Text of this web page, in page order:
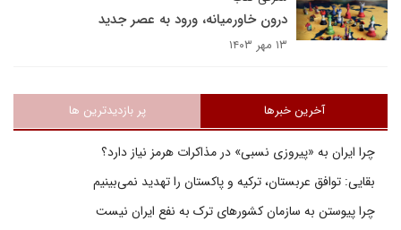
درون خاورمیانه، ورود به عصر جدید
۱۳ مهر ۱۴۰۳
آخرین خبرها پر بازدیدترین ها
چرا ایران به «پیروزی نسبی» در مذاکرات هرمز نیاز دارد؟
بقایی: توافق عربستان، ترکیه و پاکستان را تهدید نمی‌بینیم
چرا پیوستن به سازمان کشورهای ترک به نفع ایران نیست